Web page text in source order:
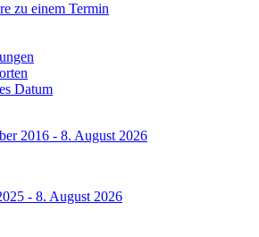
zu einem Termin
Datum
2016 - 8. August 2026
- 8. August 2026